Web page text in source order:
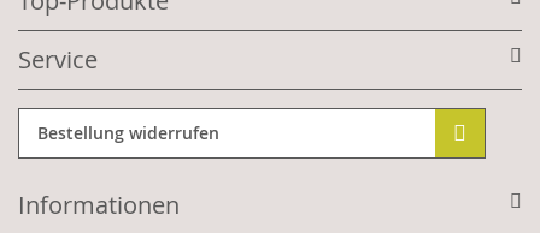
Service
Bestellung widerrufen
Informationen